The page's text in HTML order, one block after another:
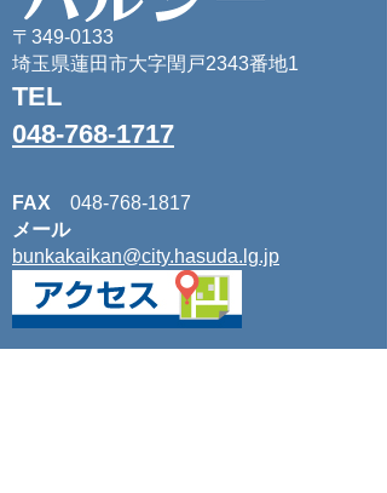
〒349-0133
埼玉県蓮田市大字閏戸2343番地1
TEL
048-768-1717
FAX 048-768-1817
メール
bunkakaikan@city.hasuda.lg.jp